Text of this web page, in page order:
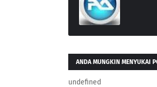
ANDA MUNGKIN MENYUKAI
undefined